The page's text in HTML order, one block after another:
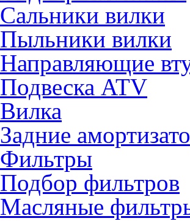
Сальники вилки
Пыльники вилки
Направляющие
Подвеска ATV
Вилка
Задние
Фильтры
Подбор фильтров
Масляные